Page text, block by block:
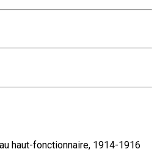
haut-fonctionnaire, 1914-1916